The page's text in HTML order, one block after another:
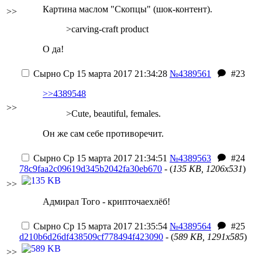
>>
Картина маслом "Скопцы" (шок-контент).
>carving-craft product
О да!
>>
Сырно Ср 15 марта 2017 21:34:28 №4389561
#23
>>4389548
>Cute, beautiful, females.
Он же сам себе противоречит.
>>
Сырно Ср 15 марта 2017 21:34:51 №4389563
#24
78c9faa2c09619d345b2042fa30eb670 - (135 KB, 1206x531)
Адмирал Того - крипточаехлёб!
>>
Сырно Ср 15 марта 2017 21:35:54 №4389564
#25
d210b6d26df438509cf778494f423090 - (589 KB, 1291x585)